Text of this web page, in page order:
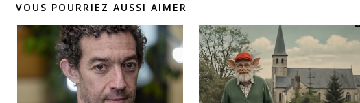
VOUS POURRIEZ AUSSI AIMER